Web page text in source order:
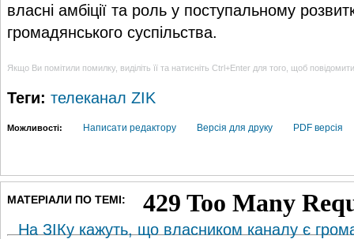
власні амбіції та роль у поступальному
громадянського суспільства.
Якщо Ви помітили помилку, виділіть її та натисніть Ctrl+Enter для того, щоб
Теги: телеканал ZIK
Можливості: Написати редактору Версія для друку PDF версія
МАТЕРІАЛИ ПО ТЕМІ:
На ЗІКу кажуть, що власником каналу є